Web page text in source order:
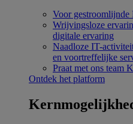
Voor gestroomlijnde
Wrijvingsloze
digitale ervaring
Naadloze IT-
en voortreffelijke
Praat met ons team
Ontdek het platform